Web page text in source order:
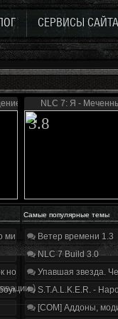
СЕРВИСЫ САЙТА
NLC 7: Я -
3.8
Самые популярные темы
мир, геймплей и сюжет |
нововведений
и отвага
Ветер времени 1.3
NLC 7 Build 3.0
Упавшая звезда.
S.T.A.L.K.E.R. -
[COM] Аддоны,